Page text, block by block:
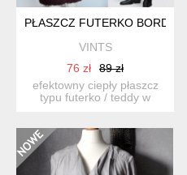
PŁASZCZ FUTERKO BORDO
VINTS
76 zł
89 zł
efektowny ciepły płaszcz
typu futerko / teddy w